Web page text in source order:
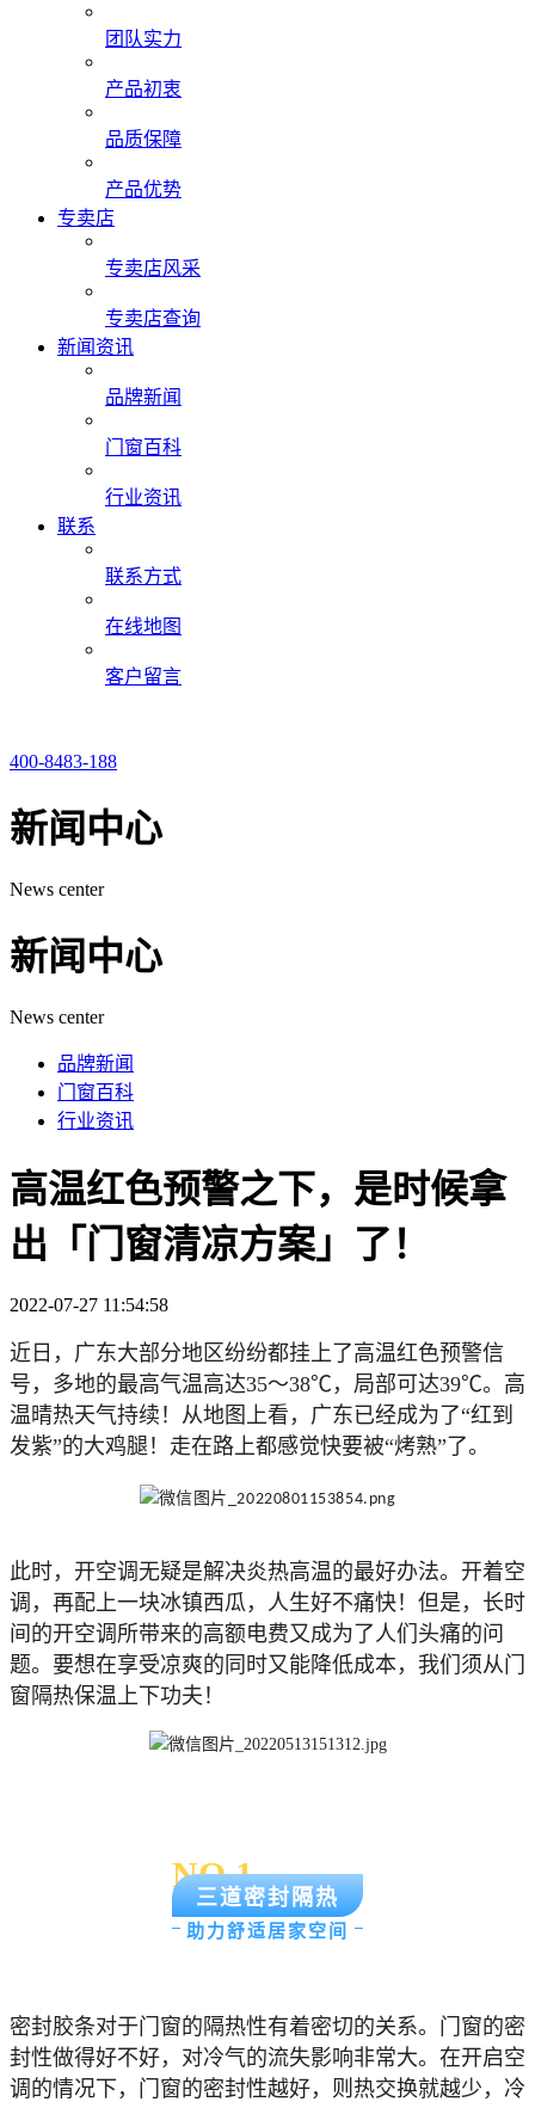
团队实力
产品初衷
品质保障
产品优势
专卖店
专卖店风采
专卖店查询
新闻资讯
品牌新闻
门窗百科
行业资讯
联系
联系方式
在线地图
客户留言
400-8483-188
新闻中心
News center
新闻中心
News center
品牌新闻
门窗百科
行业资讯
高温红色预警之下，是时候拿
出「门窗清凉方案」了！
2022-07-27 11:54:58
近日，广东大部分地区纷纷都挂上了高温红色预警信
号，多地的最高气温高达35～38℃，局部可达39℃。高
温晴热天气持续！从地图上看，广东已经成为了“红到
发紫”的大鸡腿！走在路上都感觉快要被“烤熟”了。
此时，开空调无疑是解决炎热高温的最好办法。开着空
调，再配上一块冰镇西瓜，人生好不痛快！但是，长时
间的开空调所带来的高额电费又成为了人们头痛的问
题。要想在享受凉爽的同时又能降低成本，我们须从门
窗隔热保温上下功夫！
NO.1
三道密封隔热
助力舒适居家空间
密封胶条对于门窗的隔热性有着密切的关系。门窗的密
封性做得好不好，对冷气的流失影响非常大。在开启空
调的情况下，门窗的密封性越好，则热交换就越少，冷